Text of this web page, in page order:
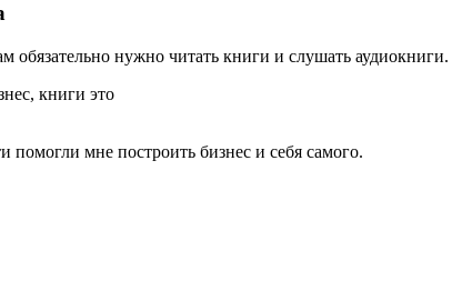
обязательно нужно читать книги и слушать аудиокниги.
книги это
мне построить бизнес и себя самого.